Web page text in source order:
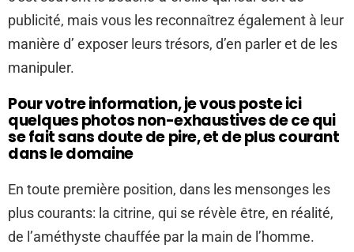
publicité, mais vous les reconnaîtrez également à leur
manière d’ exposer leurs trésors, d’en parler et de les
manipuler.
Pour votre information, je vous poste ici
quelques photos non-exhaustives de ce qui
se fait sans doute de pire, et de plus courant
dans le domaine
En toute première position, dans les mensonges les
plus courants: la citrine, qui se révèle être, en réalité,
de l’améthyste chauffée par la main de l’homme.